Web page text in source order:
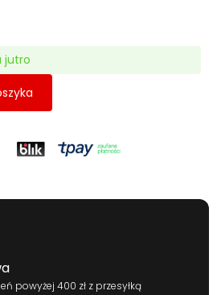
jutro
powyżej 400 zł z przesyłką